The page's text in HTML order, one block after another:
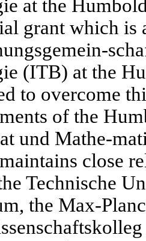
at the
grant which is
(ITB) at the
to overcome
of the
und Mathe-
close
Technische
the Max-